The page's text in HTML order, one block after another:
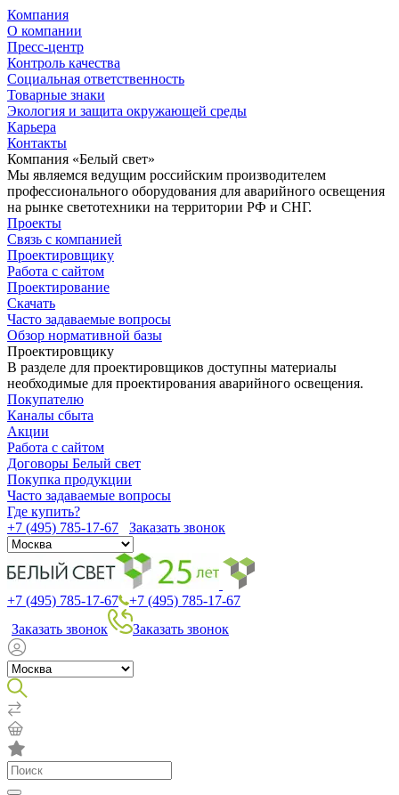
Компания
О компании
Пресс-центр
Контроль качества
Социальная ответственность
Товарные знаки
Экология и защита окружающей среды
Карьера
Контакты
Компания «Белый свет»
Мы являемся ведущим российским производителем
профессионального оборудования для аварийного освещения
на рынке светотехники на территории РФ и СНГ.
Проекты
Связь с компанией
Проектировщику
Работа с сайтом
Проектирование
Скачать
Часто задаваемые вопросы
Обзор нормативной базы
Проектировщику
В разделе для проектировщиков доступны материалы
необходимые для проектирования аварийного освещения.
Покупателю
Каналы сбыта
Акции
Работа с сайтом
Договоры Белый свет
Покупка продукции
Часто задаваемые вопросы
Где купить?
+7 (495) 785-17-67
Заказать звонок
+7 (495) 785-17-67
+7 (495) 785-17-67
Заказать звонок
Заказать звонок